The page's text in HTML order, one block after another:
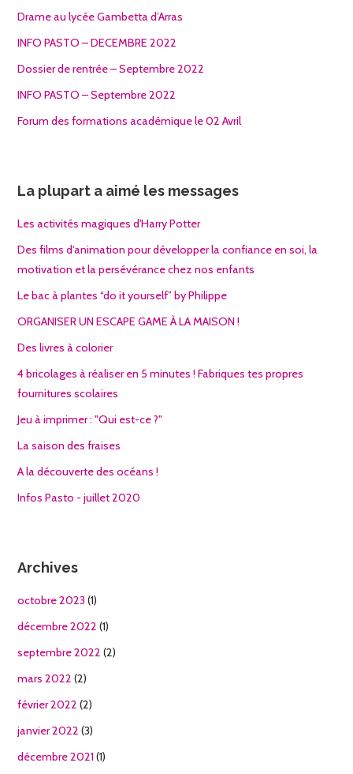
Drame au lycée Gambetta d’Arras
INFO PASTO – DECEMBRE 2022
Dossier de rentrée – Septembre 2022
INFO PASTO – Septembre 2022
Forum des formations académique le 02 Avril
La plupart a aimé les messages
Les activités magiques d'Harry Potter
Des films d'animation pour développer la confiance en soi, la
motivation et la persévérance chez nos enfants
Le bac à plantes “do it yourself” by Philippe
ORGANISER UN ESCAPE GAME À LA MAISON !
Des livres à colorier
4 bricolages à réaliser en 5 minutes ! Fabriques tes propres
fournitures scolaires
Jeu à imprimer : "Qui est-ce ?"
La saison des fraises
A la découverte des océans !
Infos Pasto - juillet 2020
Archives
octobre 2023 (1)
décembre 2022 (1)
septembre 2022 (2)
mars 2022 (2)
février 2022 (2)
janvier 2022 (3)
décembre 2021 (1)